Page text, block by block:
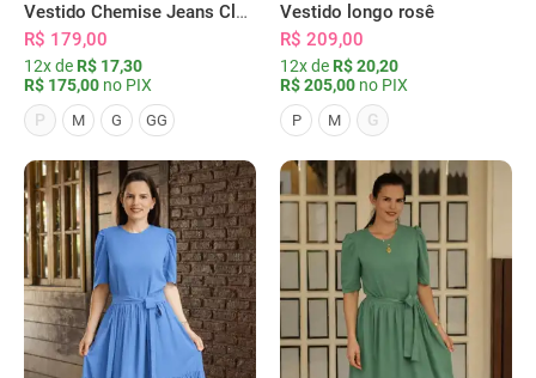
Vestido Chemise Jeans Clássica Serena
R$ 179,00
12x de R$ 17,30
R$ 175,00 no PIX
P
M G GG
Vestido longo rosê
R$ 209,00
12x de R$ 20,20
R$ 205,00 no PIX
P M G